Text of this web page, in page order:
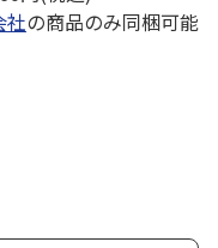
社の商品のみ同梱可能